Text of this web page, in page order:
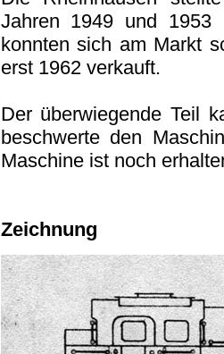
Jahren 1949 und 1953
konnten sich am Markt
erst 1962 verkauft.
Der überwiegende Teil
beschwerte den
Maschine ist noch
Zeichnung